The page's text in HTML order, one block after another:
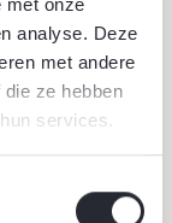
met onze
analyse. Deze
met andere
ze hebben
services.